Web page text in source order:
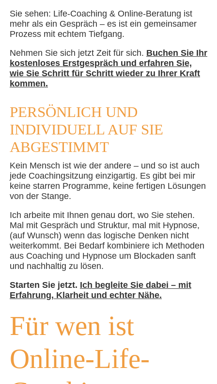
Sie sehen: Life-Coaching & Online-Beratung ist
mehr als ein Gespräch – es ist ein gemeinsamer
Prozess mit echtem Tiefgang.
Nehmen Sie sich jetzt Zeit für sich. Buchen Sie Ihr
kostenloses Erstgespräch und erfahren Sie,
wie Sie Schritt für Schritt wieder zu Ihrer Kraft
kommen.
PERSÖNLICH UND
INDIVIDUELL AUF SIE
ABGESTIMMT
Kein Mensch ist wie der andere – und so ist auch
jede Coachingsitzung einzigartig. Es gibt bei mir
keine starren Programme, keine fertigen Lösungen
von der Stange.
Ich arbeite mit Ihnen genau dort, wo Sie stehen.
Mal mit Gespräch und Struktur, mal mit Hypnose,
(auf Wunsch) wenn das logische Denken nicht
weiterkommt. Bei Bedarf kombiniere ich Methoden
aus Coaching und Hypnose um Blockaden sanft
und nachhaltig zu lösen.
Starten Sie jetzt. Ich begleite Sie dabei – mit
Erfahrung, Klarheit und echter Nähe.
Für wen ist
Online-Life-